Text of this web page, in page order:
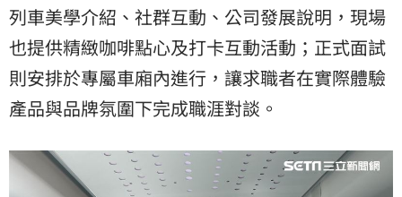
列車美學介紹、社群互動、公司發展說明，現場
也提供精緻咖啡點心及打卡互動活動；正式面試
則安排於專屬車廂內進行，讓求職者在實際體驗
產品與品牌氛圍下完成職涯對談。